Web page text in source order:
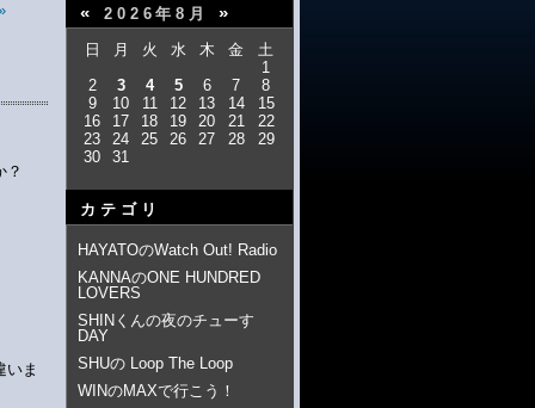
？
いま
« 2026年8月 »
日 月 火 水 木 金
土
1
2
3 4 5 6 7
8
9
10 11 12 13 14
15
16
17 18 19 20 21
22
23
24 25 26 27 28
29
30
31
カテゴリ
HAYATOのWatch Out! Radio
KANNAのONE HUNDRED
LOVERS
SHINくんの夜のチューす
DAY
SHUの Loop The Loop
WINのMAXで行こう！